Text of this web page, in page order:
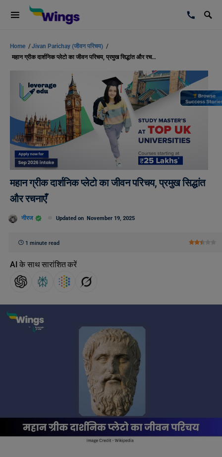
Home /Jivan Parichay (जीवन परिचय) /
महान ग्रीक दार्शनिक प्लेटो का जीवन परिचय, प्रमुख सिद्धांत और रचनाएँ
महान ग्रीक दार्शनिक प्लेटो का जीवन परिचय, प्रमुख सिद्धांत
और रचनाएँ
नीरज Updated on November 19, 2025
1 minute read
AI के साथ सारांशित करें